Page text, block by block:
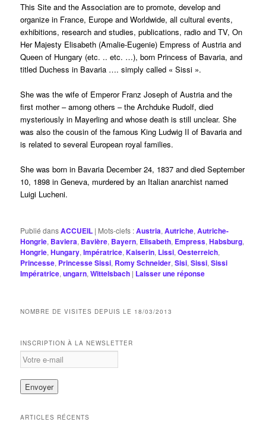
This Site and the Association are to promote, develop and
organize in France, Europe and Worldwide, all cultural events,
exhibitions, research and studies, publications, radio and TV, On
Her Majesty Elisabeth (Amalie-Eugenie) Empress of Austria and
Queen of Hungary (etc. .. etc. …), born Princess of Bavaria, and
titled Duchess in Bavaria …. simply called « Sissi ».
She was the wife of Emperor Franz Joseph of Austria and the
first mother – among others – the Archduke Rudolf, died
mysteriously in Mayerling and whose death is still unclear. She
was also the cousin of the famous King Ludwig II of Bavaria and
is related to several European royal families.
She was born in Bavaria December 24, 1837 and died September
10, 1898 in Geneva, murdered by an Italian anarchist named
Luigi Lucheni.
Publié dansACCUEIL | Mots-clefs :Austria,Autriche,Autriche-
Hongrie, Baviera, Bavière, Bayern, Elisabeth, Empress,Habsburg,
Hongrie,Hungary,Impératrice,Kaiserin, Lissi,Oesterreich,
Princesse, Princesse Sissi, Romy Schneider,Sisi,Sissi,Sissi
Impératrice,ungarn,Wittelsbach | Laisser une réponse
NOMBRE DE VISITES DEPUIS LE 18/03/2013
INSCRIPTION À LA NEWSLETTER
ARTICLES RÉCENTS